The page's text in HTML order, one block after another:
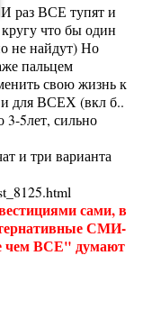
И раз ВСЕ тупят и
что бы один
не найдут) Но
пальцем
свою жизнь к
и для ВСЕХ (вкл б..
3-5лет, сильно
и три варианта
сами, в
СМИ-
чем ВСЕ" думают